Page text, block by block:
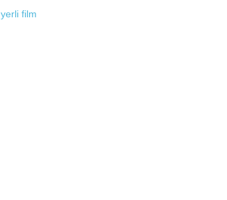
yerli film